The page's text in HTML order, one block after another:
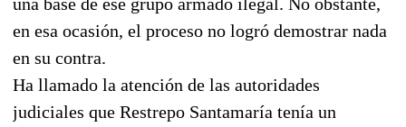
en esa ocasión, el proceso no logró demostrar nada
en su contra.
Ha llamado la atención de las autoridades
judiciales que Restrepo Santamaría tenía un